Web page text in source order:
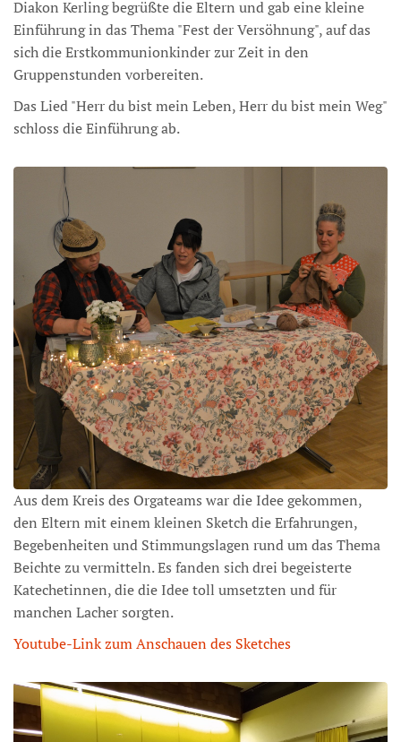
Diakon Kerling begrüßte die Eltern und gab eine kleine
Einführung in das Thema "Fest der Versöhnung", auf das
sich die Erstkommunionkinder zur Zeit in den
Gruppenstunden vorbereiten.
Das Lied "Herr du bist mein Leben, Herr du bist mein Weg"
schloss die Einführung ab.
Aus dem Kreis des Orgateams war die Idee gekommen,
den Eltern mit einem kleinen Sketch die Erfahrungen,
Begebenheiten und Stimmungslagen rund um das Thema
Beichte zu vermitteln. Es fanden sich drei begeisterte
Katechetinnen, die die Idee toll umsetzten und für
manchen Lacher sorgten.
Youtube-Link zum Anschauen des Sketches